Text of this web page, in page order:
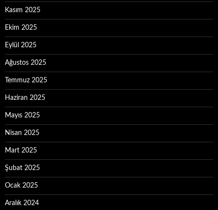
Kasım 2025
Ekim 2025
Eylül 2025
Ağustos 2025
Temmuz 2025
Haziran 2025
Mayıs 2025
Nisan 2025
Mart 2025
Şubat 2025
Ocak 2025
Aralık 2024